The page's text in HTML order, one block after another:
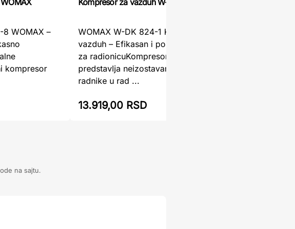
WOMAX –
kompresor
Kompresor za vazduh W-DK 824-1 WOMAX
WOMAX W-DK 824-1 Kompresor za
vazduh – Efikasan i pouzdan pomoćnik
za radionicuKompresor za vazduh
predstavlja neizostavan alat za mnoge
radnike u rad ...
13.919,00 RSD
na sajtu.